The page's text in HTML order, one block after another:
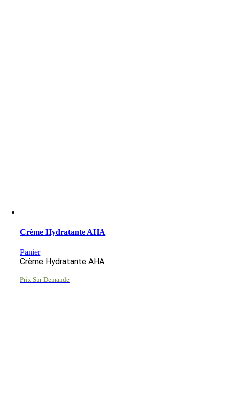
Crème Hydratante AHA
Panier
Crème Hydratante AHA
Prix Sur Demande